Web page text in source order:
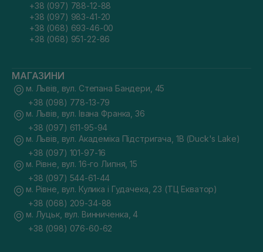
+38 (097) 788-12-88
+38 (097) 983-41-20
+38 (068) 693-46-00
+38 (068) 951-22-86
МАГАЗИНИ
м. Львів, вул. Степана Бандери, 45
+38 (098) 778-13-79
м. Львів, вул. Івана Франка, 36
+38 (097) 611-95-94
м. Львів, вул. Академіка Підстригача, 1В (Duck's Lake)
+38 (097) 101-97-16
м. Рівне, вул. 16-го Липня, 15
+38 (097) 544-61-44
м. Рівне, вул. Кулика і Гудачека, 23 (ТЦ Екватор)
+38 (068) 209-34-88
м. Луцьк, вул. Винниченка, 4
+38 (098) 076-60-62